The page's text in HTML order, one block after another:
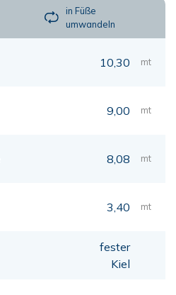
in Füße
umwandeln
10,30 mt
9,00 mt
8,08 mt
3,40 mt
fester
Kiel